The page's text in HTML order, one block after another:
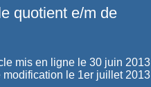
quotient e/m de
mis en ligne le 30 juin 2013
modification le 1er juillet 2013